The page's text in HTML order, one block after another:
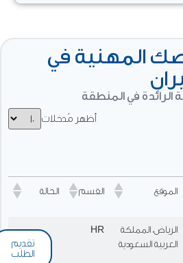
في
في المنطقة
أظهر مُدخلات
القسم الحالة
المملكة
السعودية
HR
تقديم
الطلب